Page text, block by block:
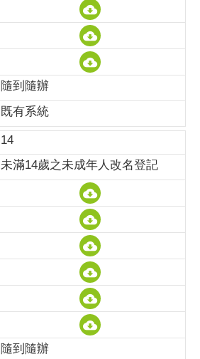
隨到隨辦
既有系統
14
未滿14歲之未成年人改名登記
隨到隨辦